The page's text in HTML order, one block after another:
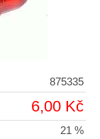
875335
6,00 Kč
21 %